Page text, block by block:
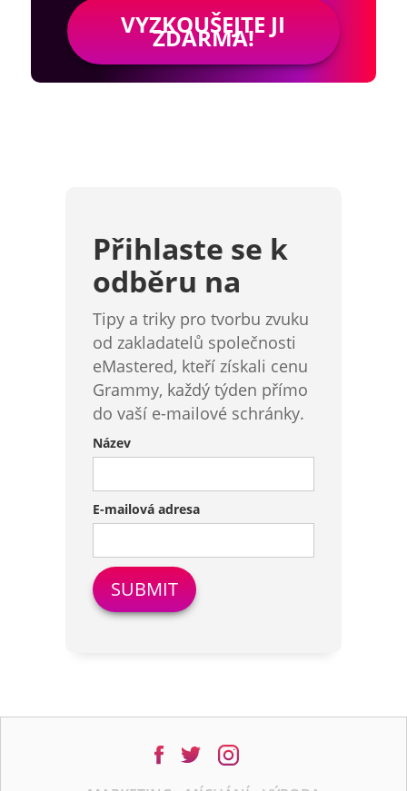
VYZKOUŠEJTE JI
ZDARMA!
Přihlaste se k
odběru na
Tipy a triky pro tvorbu zvuku
od zakladatelů společnosti
eMastered, kteří získali cenu
Grammy, každý týden přímo
do vaší e-mailové schránky.
Název
E-mailová adresa